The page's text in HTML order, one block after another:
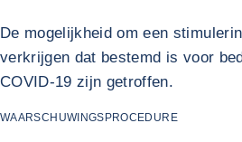
De mogelijkheid om een
verkrijgen dat bestemd is voor
COVID-19 zijn getroffen.
WAARSCHUWINGSPROCEDURE